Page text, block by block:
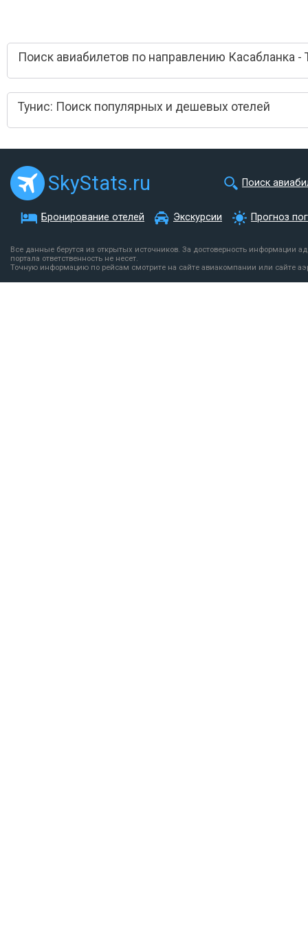
Поиск авиабилетов по направлению Касабланка -
Тунис: Поиск популярных и дешевых отелей
SkyStats.ru Поиск
Бронирование отелей Экскурсии Прогноз
Все данные берутся из открытых источников. За достоверность информации
портала ответственность не несет.
Точную информацию по рейсам смотрите на сайте авиакомпании или сайте